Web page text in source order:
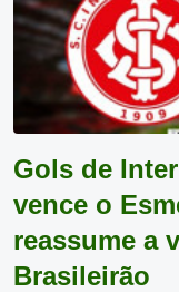
Gols de
vence o
reassume a
Brasileirão